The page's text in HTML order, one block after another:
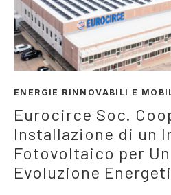
ENERGIE RINNOVABILI E
Eurocirce Soc.
Installazione di un
Fotovoltaico per
Evoluzione